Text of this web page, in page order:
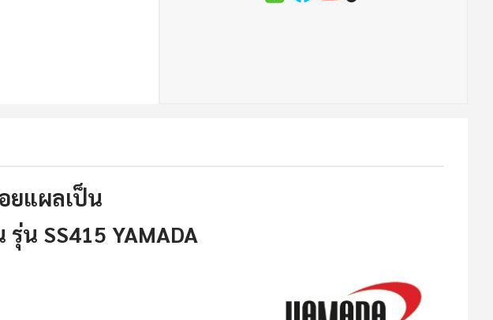
ยแผลเป็น
น SS415 YAMADA